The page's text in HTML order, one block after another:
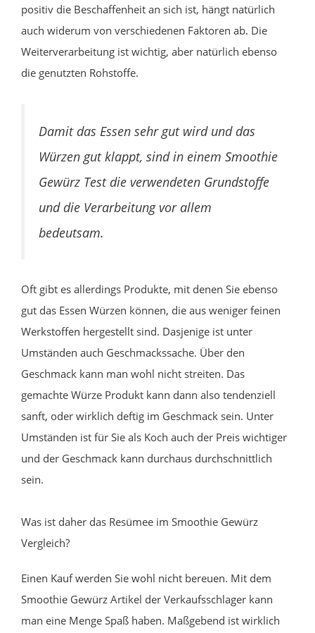
positiv die Beschaffenheit an sich ist, hängt natürlich
auch widerum von verschiedenen Faktoren ab. Die
Weiterverarbeitung ist wichtig, aber natürlich ebenso
die genutzten Rohstoffe.
Damit das Essen sehr gut wird und das
Würzen gut klappt, sind in einem Smoothie
Gewürz Test die verwendeten Grundstoffe
und die Verarbeitung vor allem
bedeutsam.
Oft gibt es allerdings Produkte, mit denen Sie ebenso
gut das Essen Würzen können, die aus weniger feinen
Werkstoffen hergestellt sind. Dasjenige ist unter
Umständen auch Geschmackssache. Über den
Geschmack kann man wohl nicht streiten. Das
gemachte Würze Produkt kann dann also tendenziell
sanft, oder wirklich deftig im Geschmack sein. Unter
Umständen ist für Sie als Koch auch der Preis wichtiger
und der Geschmack kann durchaus durchschnittlich
sein.
Was ist daher das Resümee im Smoothie Gewürz
Vergleich?
Einen Kauf werden Sie wohl nicht bereuen. Mit dem
Smoothie Gewürz Artikel der Verkaufsschlager kann
man eine Menge Spaß haben. Maßgebend ist wirklich